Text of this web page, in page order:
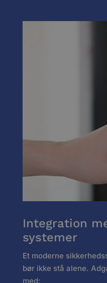
Integration
systemer
Et moderne
bør ikke stå alene.
med: